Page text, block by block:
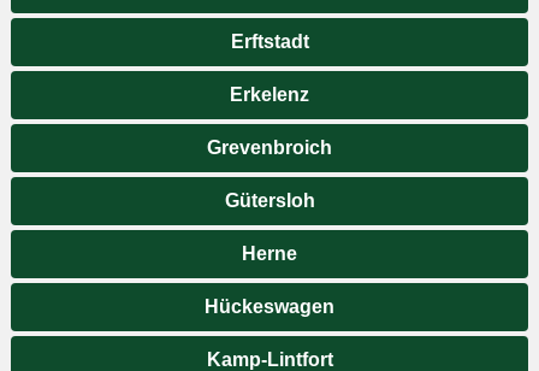
Erftstadt
Erkelenz
Grevenbroich
Gütersloh
Herne
Hückeswagen
Kamp-Lintfort